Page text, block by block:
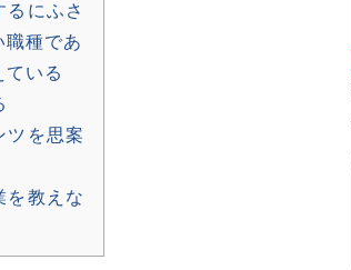
るにふさ
種であ
いる
ツを思案
を教えな